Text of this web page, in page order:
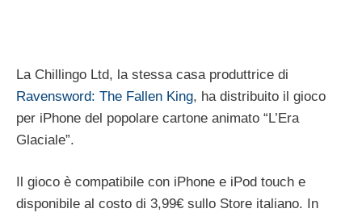
La Chillingo Ltd, la stessa casa produttrice di
Ravensword: The Fallen King, ha distribuito il gioco
per iPhone del popolare cartone animato “L’Era
Glaciale”.
Il gioco è compatibile con iPhone e iPod touch e
disponibile al costo di 3,99€ sullo Store italiano. In